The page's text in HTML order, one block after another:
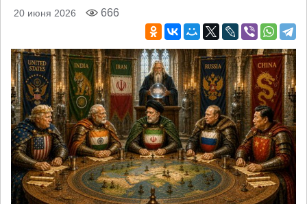
20 июня 2026 666